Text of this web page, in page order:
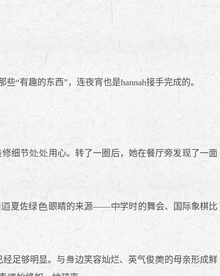
“有趣的东西”，连夜宵也是hannah接手完成的。
细节 用心。转了一圈后，她在餐厅旁发现了一面
夏佐绿 睛的来源—— 学时的舞会、国际象棋比
经足够明显。与 边笑容灿烂、英气俊
的母亲形成鲜